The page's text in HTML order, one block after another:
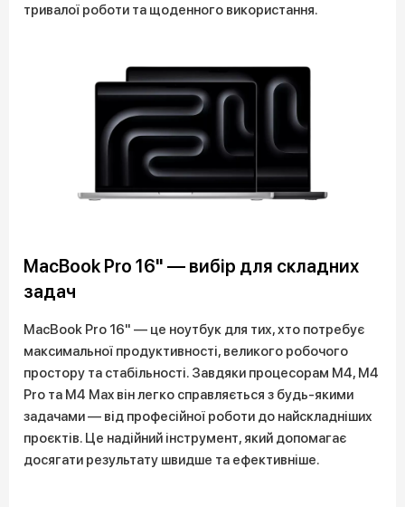
тривалої роботи та щоденного використання.
MacBook Pro 16" — вибір для складних
задач
MacBook Pro 16" — це ноутбук для тих, хто потребує
максимальної продуктивності, великого робочого
простору та стабільності. Завдяки процесорам M4, M4
Pro та M4 Max він легко справляється з будь-якими
задачами — від професійної роботи до найскладніших
проєктів. Це надійний інструмент, який допомагає
досягати результату швидше та ефективніше.